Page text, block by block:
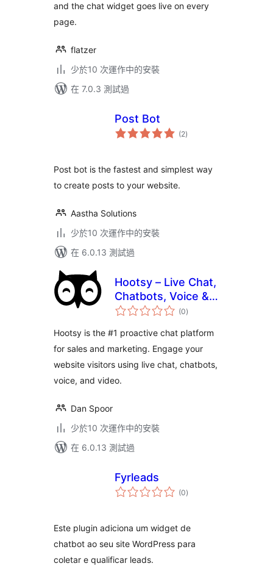
and the chat widget goes live on every
page.
flatzer
少於10 次運作中的安裝
在 7.0.3 測試過
Post Bot
(2總
評)
Post bot is the fastest and simplest way
to create posts to your website.
Aastha Solutions
少於10 次運作中的安裝
在 6.0.13 測試過
Hootsy – Live Chat,
Chatbots, Voice &
Video
(0總
評)
Hootsy is the #1 proactive chat platform
for sales and marketing. Engage your
website visitors using live chat, chatbots,
voice, and video.
Dan Spoor
少於10 次運作中的安裝
在 6.0.13 測試過
Fyrleads
(0總
評)
Este plugin adiciona um widget de
chatbot ao seu site WordPress para
coletar e qualificar leads.